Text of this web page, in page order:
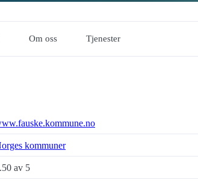
Om oss Tjenester
kommuner
av 5